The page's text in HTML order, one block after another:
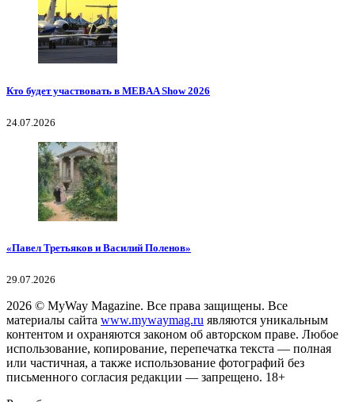
Кто будет участвовать в MEBAA Show 2026
24.07.2026
«Павел Третьяков и Василий Поленов»
29.07.2026
2026 © MyWay Magazine. Все права защищены. Все
материалы сайта www.mywaymag.ru являются уникальным
контентом и охраняются законом об авторском праве. Любое
использование, копирование, перепечатка текста — полная
или частичная, а также использование фотографий без
письменного согласия редакции — запрещено. 18+